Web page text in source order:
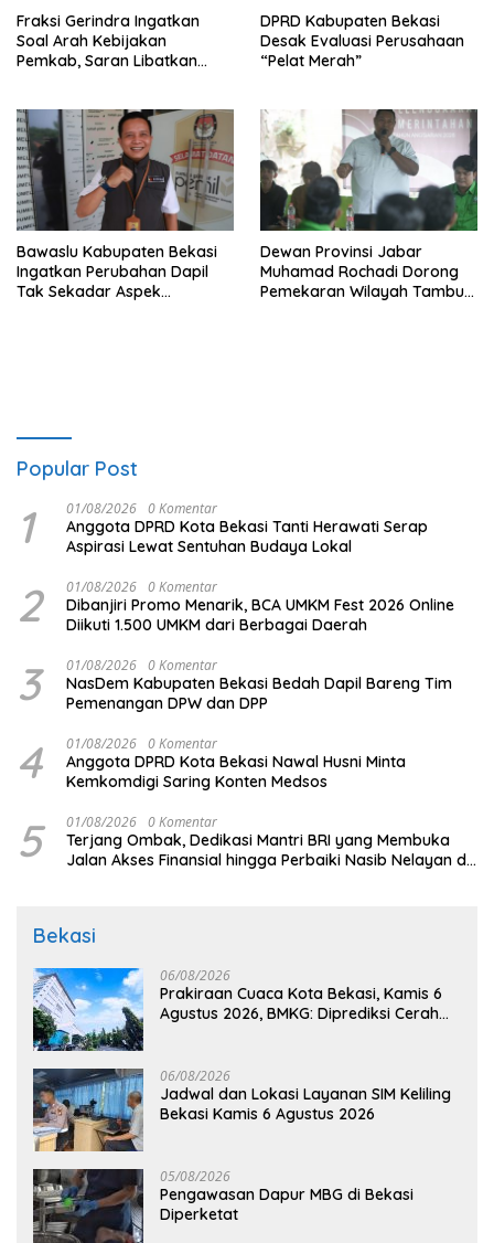
Fraksi Gerindra Ingatkan
Soal Arah Kebijakan
Pemkab, Saran Libatkan
DPRD Kabupaten Bekasi
Desak Evaluasi Perusahaan
“Pelat Merah”
Bawaslu Kabupaten Bekasi
Ingatkan Perubahan Dapil
Tak Sekadar Aspek
Dewan Provinsi Jabar
Muhamad Rochadi Dorong
Pemekaran Wilayah Tambun
Popular Post
1 01/08/2026 0 Komentar
Anggota DPRD Kota Bekasi Tanti Herawati Serap
Aspirasi Lewat Sentuhan Budaya Lokal
2 01/08/2026 0 Komentar
Dibanjiri Promo Menarik, BCA UMKM Fest 2026 Online
Diikuti 1.500 UMKM dari Berbagai Daerah
3 01/08/2026 0 Komentar
NasDem Kabupaten Bekasi Bedah Dapil Bareng Tim
Pemenangan DPW dan DPP
4 01/08/2026 0 Komentar
Anggota DPRD Kota Bekasi Nawal Husni Minta
Kemkomdigi Saring Konten Medsos
5 01/08/2026 0 Komentar
Terjang Ombak, Dedikasi Mantri BRI yang Membuka
Jalan Akses Finansial hingga Perbaiki Nasib Nelayan di
Bekasi
06/08/2026
Prakiraan Cuaca Kota Bekasi, Kamis 6
Agustus 2026, BMKG: Diprediksi Cerah
06/08/2026
Jadwal dan Lokasi Layanan SIM Keliling
Bekasi Kamis 6 Agustus 2026
05/08/2026
Pengawasan Dapur MBG di Bekasi
Diperketat